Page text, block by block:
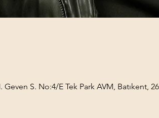
S. No:4/E Tek Park AVM, Batıkent,